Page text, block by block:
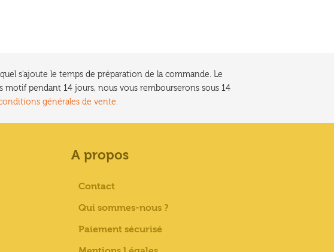
s'ajoute le temps de préparation de la commande. Le
pendant 14 jours, nous vous rembourserons sous 14
générales de vente.
A propos
Contact
Qui sommes-nous ?
Paiement sécurisé